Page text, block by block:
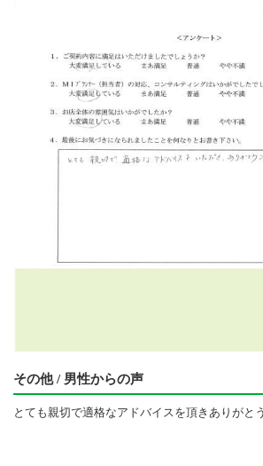
その他 / 男性からの声
とても親切で適格なアドバイスを頂きありがと